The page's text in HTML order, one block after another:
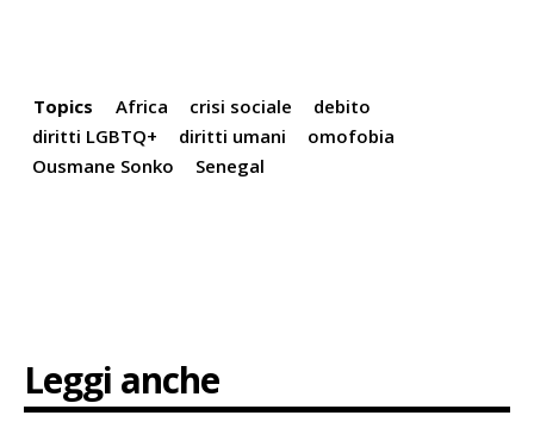
Topics Africa crisi sociale
debito
diritti LGBTQ+
diritti umani
omofobia
Ousmane Sonko
Senegal
Leggi anche